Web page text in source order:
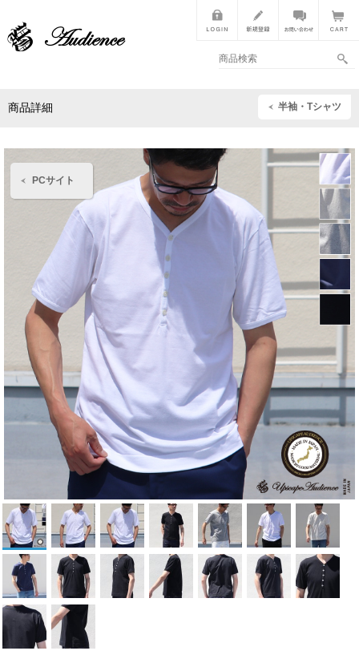
PCサイト
商品詳細 半袖・Tシャツ